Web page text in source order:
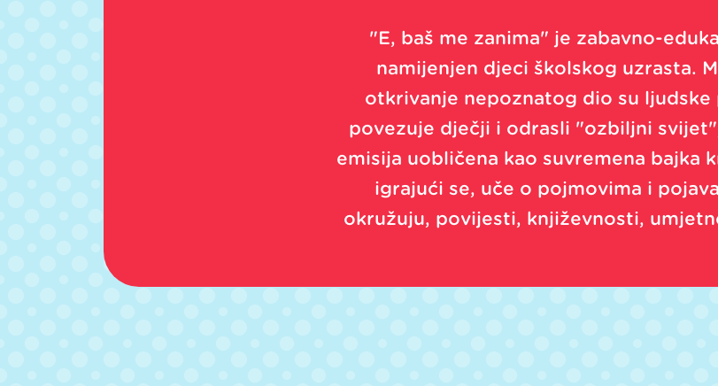
"E, baš me zanima" je zabavno-
namijenjen djeci školskog uzrasta.
otkrivanje nepoznatog dio su
povezuje dječji i odrasli "ozbiljni
emisija uobličena kao suvremena bajka
igrajući se, uče o pojmovima i
okružuju, povijesti, književnosti,